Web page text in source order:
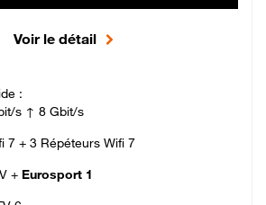
Voir le détail
:
s ↑ 8 Gbit/s
7 + 3 Répéteurs Wifi 7
+ Eurosport 1